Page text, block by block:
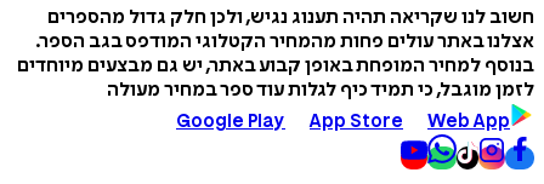
חשוב לנו שקריאה תהיה תענוג נגיש, ולכן חלק גדול מהספרים
אצלנו באתר עולים פחות מהמחיר הקטלוגי המודפס בגב הספר.
בנוסף למחיר המופחת באופן קבוע באתר, יש גם מבצעים מיוחדים
לזמן מוגבל, כי תמיד כיף לגלות עוד ספר במחיר מעולה
Google Play
App Store Web App